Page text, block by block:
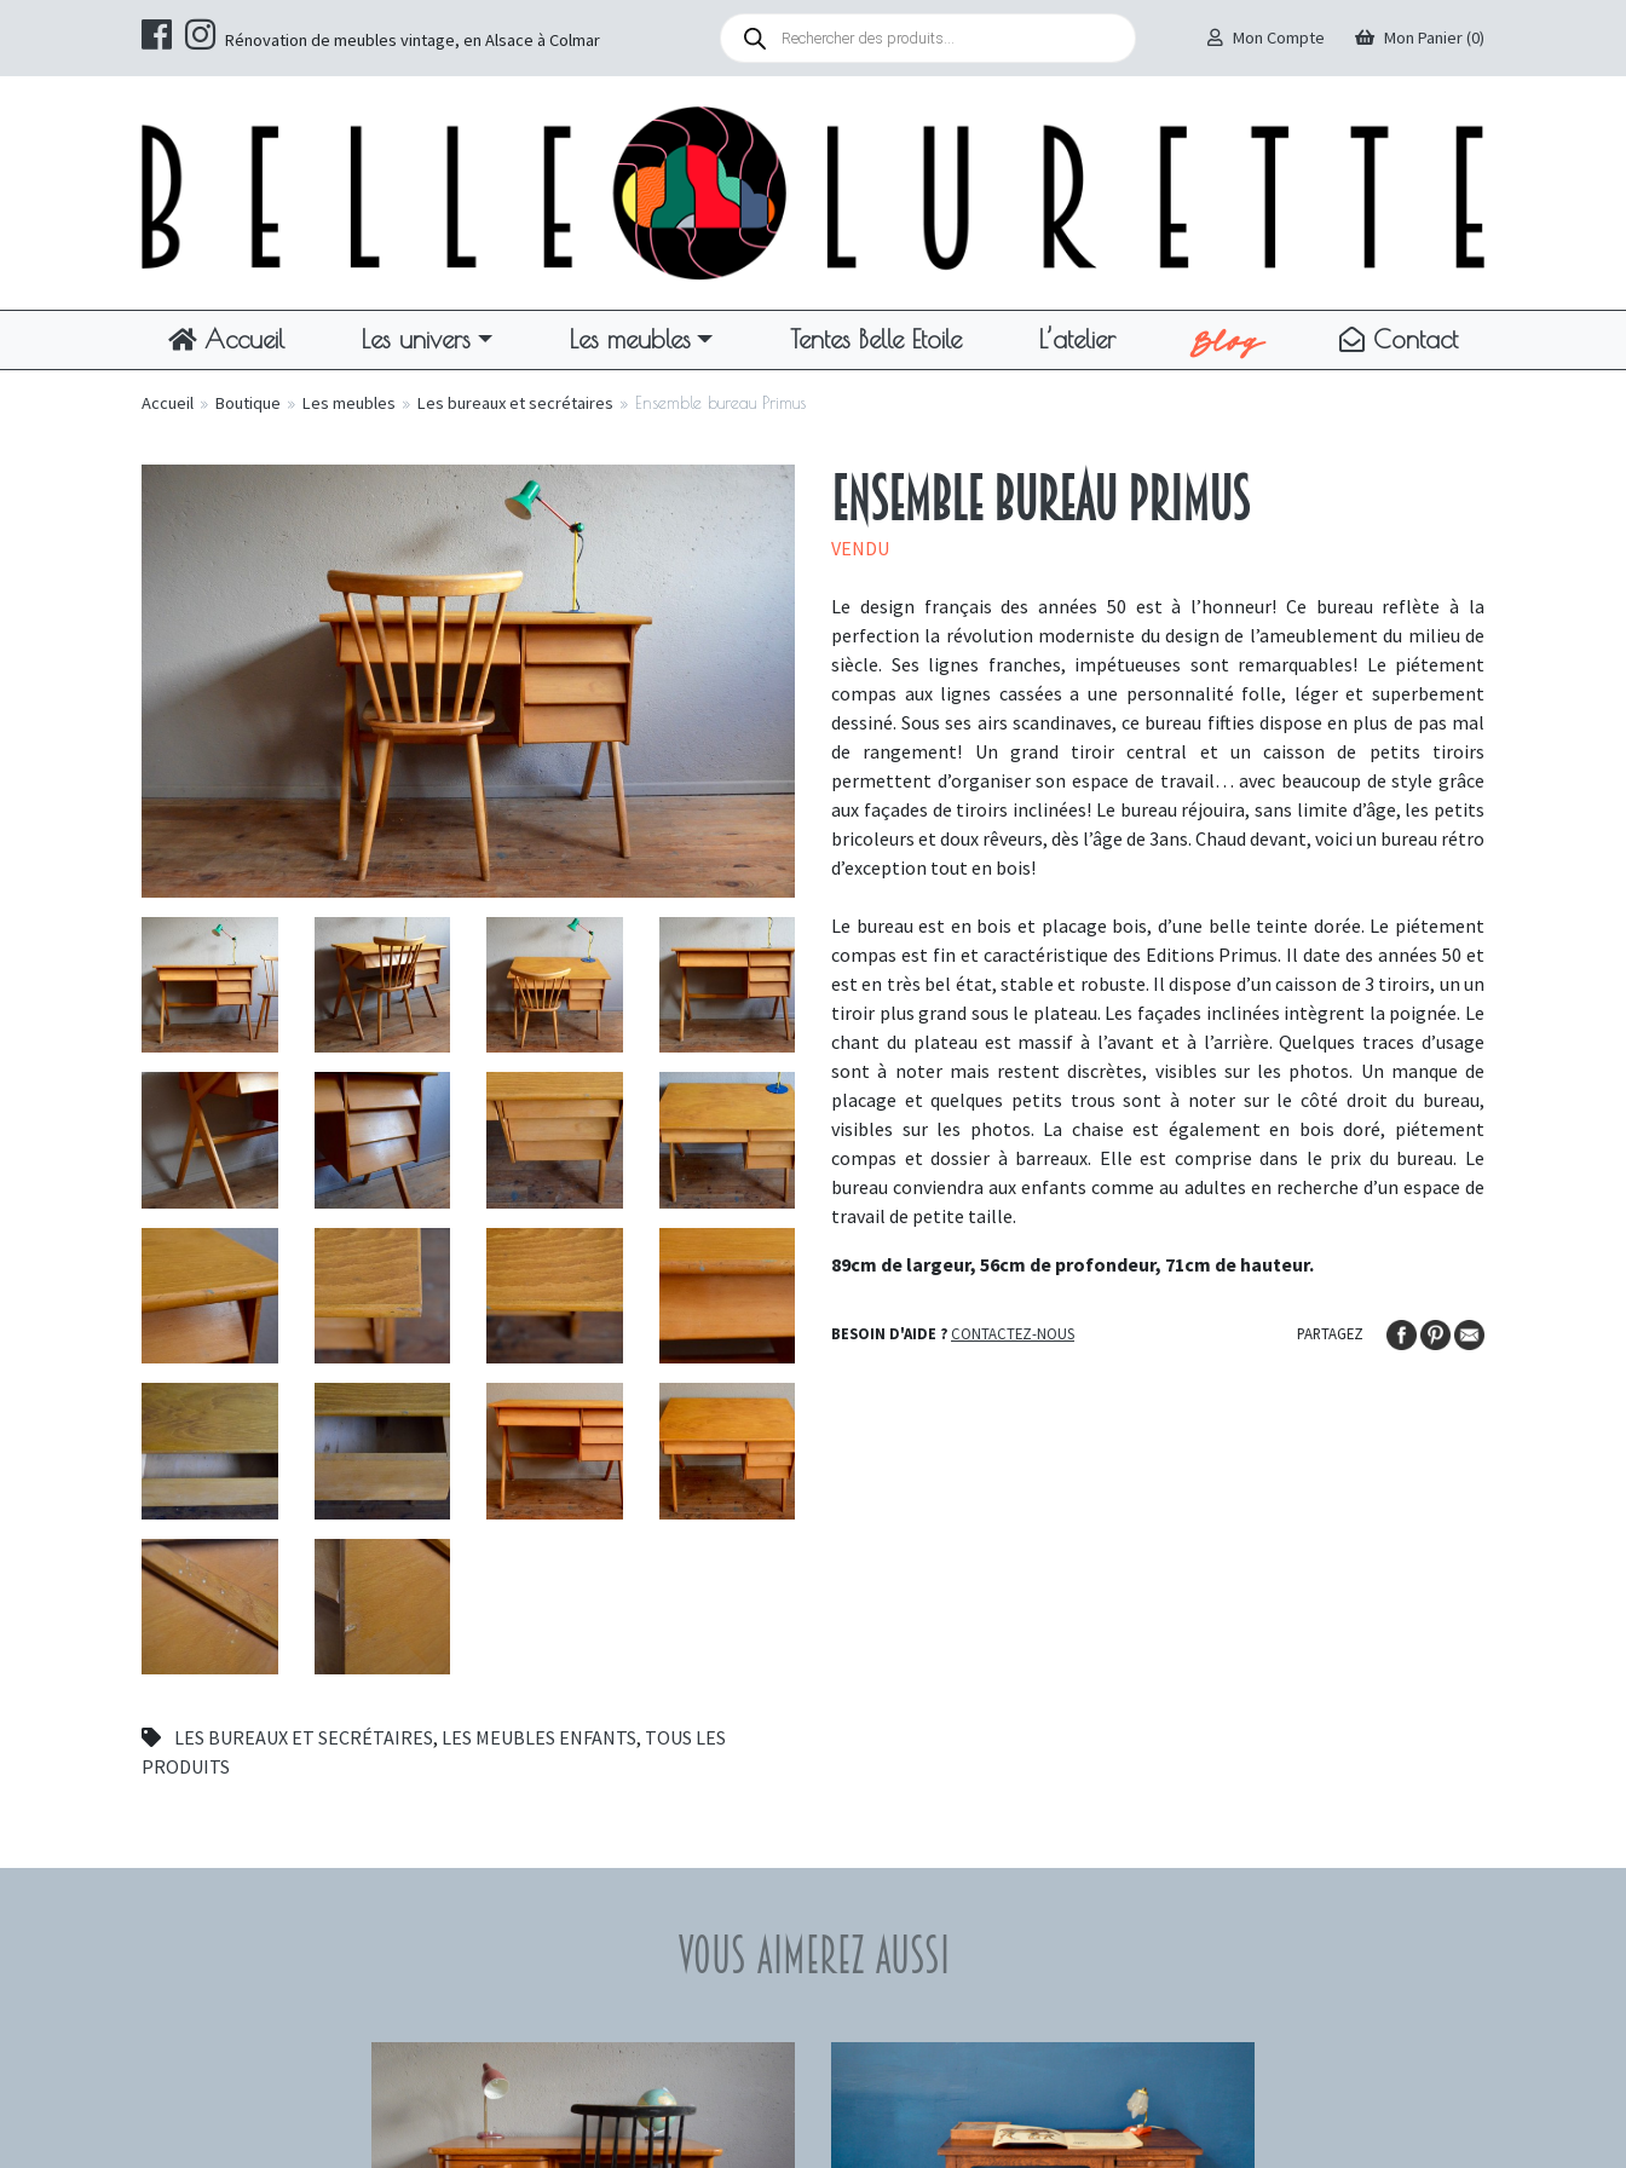
Rénovation de meubles vintage, en Alsace à Colmar
Recherche
produits
Mon Compte Mon Panier (0)
Accueil Les univers Les meubles Tentes Belle Etoile L’atelier Blog Contact
Accueil » Boutique » Les meubles » Les bureaux et secrétaires » Ensemble bureau Primus
LES BUREAUX ET SECRÉTAIRES, LES MEUBLES ENFANTS, TOUS LES
PRODUITS
Ensemble bureau Primus
VENDU
Le design français des années 50 est à l’honneur! Ce bureau reflète à la
perfection la révolution moderniste du design de l’ameublement du milieu de
siècle. Ses lignes franches, impétueuses sont remarquables! Le piétement
compas aux lignes cassées a une personnalité folle, léger et superbement
dessiné. Sous ses airs scandinaves, ce bureau fifties dispose en plus de pas mal
de rangement! Un grand tiroir central et un caisson de petits tiroirs
permettent d’organiser son espace de travail… avec beaucoup de style grâce
aux façades de tiroirs inclinées! Le bureau réjouira, sans limite d’âge, les petits
bricoleurs et doux rêveurs, dès l’âge de 3ans. Chaud devant, voici un bureau rétro
d’exception tout en bois!
Le bureau est en bois et placage bois, d’une belle teinte dorée. Le piétement
compas est fin et caractéristique des Editions Primus. Il date des années 50 et
est en très bel état, stable et robuste. Il dispose d’un caisson de 3 tiroirs, un un
tiroir plus grand sous le plateau. Les façades inclinées intègrent la poignée. Le
chant du plateau est massif à l’avant et à l’arrière. Quelques traces d’usage
sont à noter mais restent discrètes, visibles sur les photos. Un manque de
placage et quelques petits trous sont à noter sur le côté droit du bureau,
visibles sur les photos. La chaise est également en bois doré, piétement
compas et dossier à barreaux. Elle est comprise dans le prix du bureau. Le
bureau conviendra aux enfants comme au adultes en recherche d’un espace de
travail de petite taille.
89cm de largeur, 56cm de profondeur, 71cm de hauteur.
BESOIN D'AIDE ?CONTACTEZ-NOUS PARTAGEZ
Vous aimerez aussi